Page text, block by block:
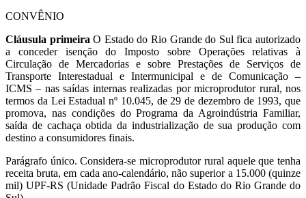
CONVÊNIO
Cláusula primeiraO Estado do Rio Grande do Sul fica autorizado
a conceder isenção do Imposto sobre Operações relativas à
Circulação de Mercadorias e sobre Prestações de Serviços de
Transporte Interestadual e Intermunicipal e de Comunicação –
ICMS – nas saídas internas realizadas por microprodutor rural, nos
termos da Lei Estadual nº 10.045, de 29 de dezembro de 1993, que
promova, nas condições do Programa da Agroindústria Familiar,
saída de cachaça obtida da industrialização de sua produção com
destino a consumidores finais.
Parágrafo único. Considera-se microprodutor rural aquele que tenha
receita bruta, em cada ano-calendário, não superior a 15.000 (quinze
mil) UPF-RS (Unidade Padrão Fiscal do Estado do Rio Grande do